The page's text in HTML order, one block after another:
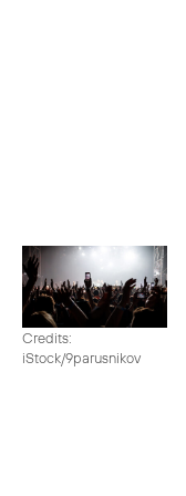
Credits:
iStock/9parusnikov